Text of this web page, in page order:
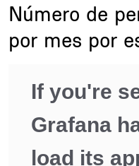
Número de
por mes por